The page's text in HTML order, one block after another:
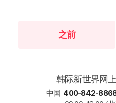
之前
韩际新世界网
中国 400-842-